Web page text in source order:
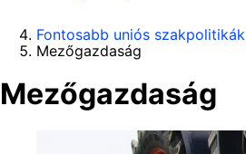
Fontosabb uniós szakpolitikák
Mezőgazdaság
Mezőgazdaság